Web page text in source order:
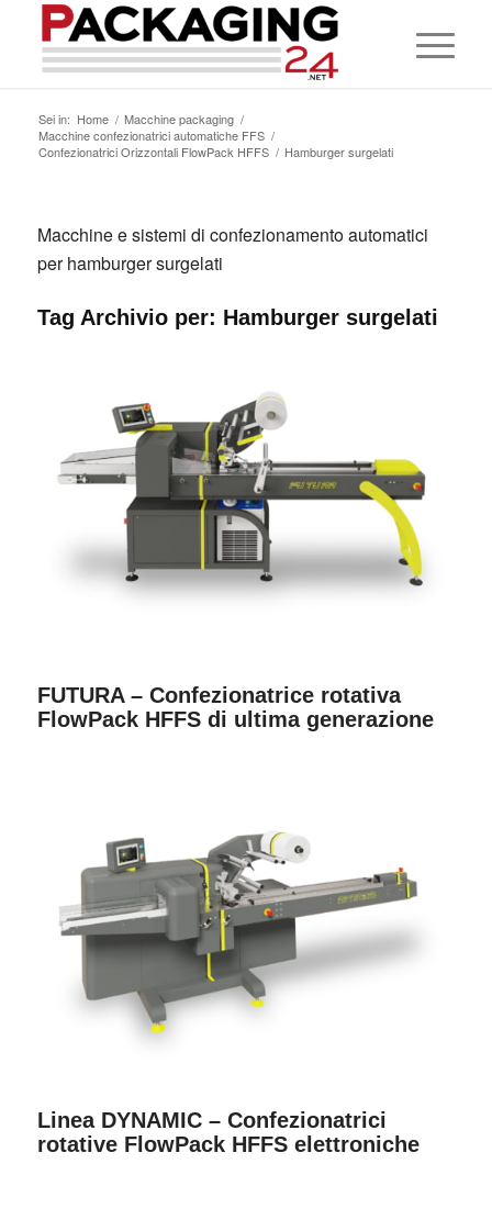
Sei in: Home / Macchine packaging /
Macchine confezionatrici automatiche FFS /
Confezionatrici Orizzontali FlowPack HFFS / Hamburger surgelati
Macchine e sistemi di confezionamento automatici
per hamburger surgelati
Tag Archivio per: Hamburger surgelati
FUTURA – Confezionatrice rotativa
FlowPack HFFS di ultima generazione
Linea DYNAMIC – Confezionatrici
rotative FlowPack HFFS elettroniche